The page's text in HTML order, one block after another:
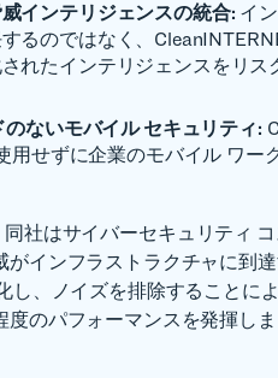
インテリジェンスの統合: イ
るのではなく、
れたインテリジェンスをリ
ないモバイル セキュリティ:
用せずに企業のモバイル ワー
社はサイバーセキュリティ
インフラストラクチャに到
し、ノイズを排除することに
のパフォーマンスを発揮しま